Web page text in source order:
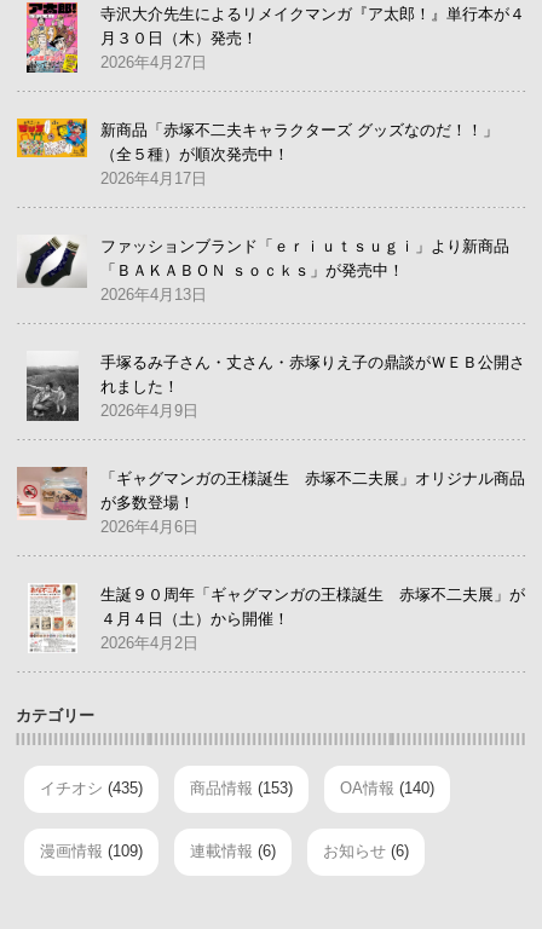
寺沢大介先生によるリメイクマンガ『ア太郎！』単行本が４
月３０日（木）発売！
2026年4月27日
新商品「赤塚不二夫キャラクターズ グッズなのだ！！」
（全５種）が順次発売中！
2026年4月17日
ファッションブランド「ｅｒｉｕｔｓｕｇｉ」より新商品
「ＢＡＫＡＢＯＮ ｓｏｃｋｓ」が発売中！
2026年4月13日
手塚るみ子さん・丈さん・赤塚りえ子の鼎談がＷＥＢ公開さ
れました！
2026年4月9日
「ギャグマンガの王様誕生 赤塚不二夫展」オリジナル商品
が多数登場！
2026年4月6日
生誕９０周年「ギャグマンガの王様誕生 赤塚不二夫展」が
４月４日（土）から開催！
2026年4月2日
カテゴリー
イチオシ (435) 商品情報 (153) OA情報 (140)
漫画情報 (109) 連載情報 (6) お知らせ (6)